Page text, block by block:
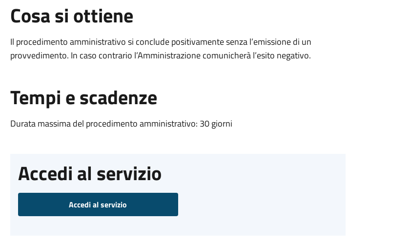
Cosa si ottiene
Il procedimento amministrativo si conclude positivamente senza l’emissione di un
provvedimento. In caso contrario l’Amministrazione comunicherà l’esito negativo.
Tempi e scadenze
Durata massima del procedimento amministrativo: 30 giorni
Accedi al servizio
Accedi al servizio